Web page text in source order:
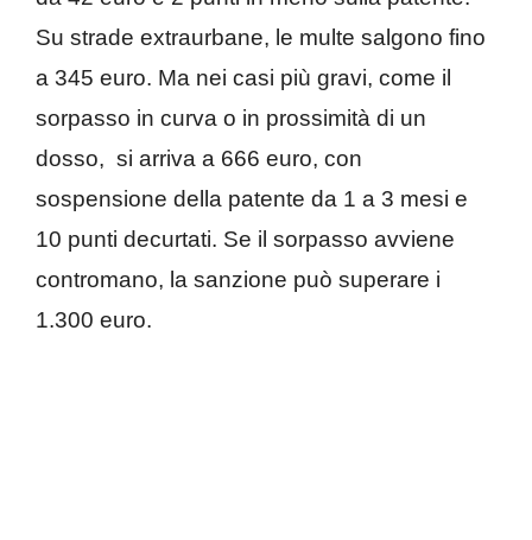
Su strade extraurbane, le multe salgono fino
a 345 euro. Ma nei casi più gravi, come il
sorpasso in curva o in prossimità di un
dosso, si arriva a 666 euro, con
sospensione della patente da 1 a 3 mesi e
10 punti decurtati. Se il sorpasso avviene
contromano, la sanzione può superare i
1.300 euro.